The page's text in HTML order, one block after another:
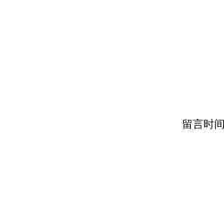
留言时